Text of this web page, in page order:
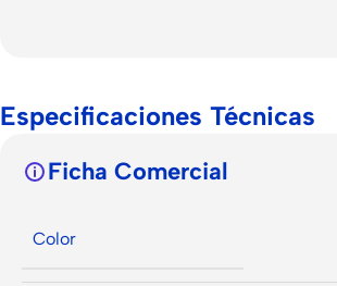
Especificaciones Técnicas
Ficha Comercial
Color